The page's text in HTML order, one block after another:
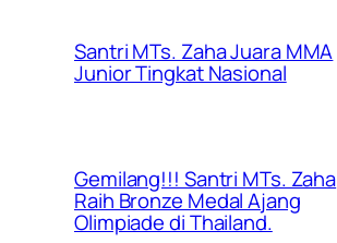
Santri MTs. Zaha Juara MMA
Junior Tingkat Nasional
Gemilang!!! Santri MTs. Zaha
Raih Bronze Medal Ajang
Olimpiade di Thailand.